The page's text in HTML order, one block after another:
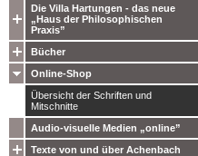
Die Villa Hartungen - das neue
„Haus der Philosophischen
Praxis”
Bücher
Online-Shop
Übersicht der Schriften und
Mitschnitte
Audio-visuelle Medien „online”
Texte von und über Achenbach